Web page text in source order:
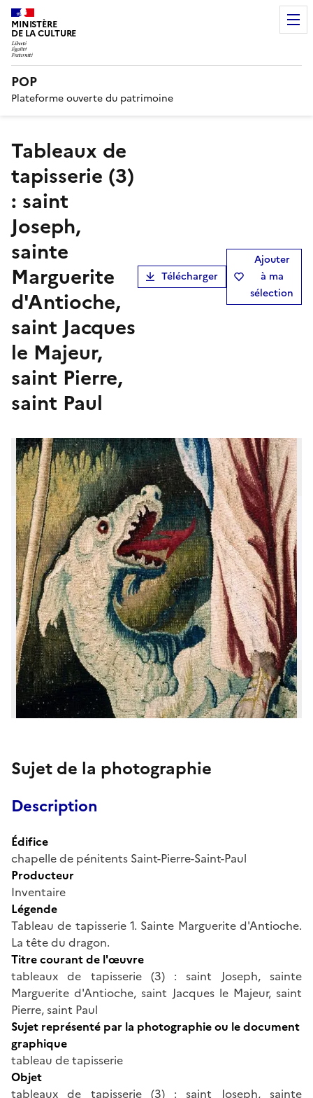
MINISTÈRE
DE LA CULTURE
POP
Plateforme ouverte du patrimoine
tableaux de
tapisserie (3)
: saint
Joseph,
sainte
Marguerite
d'Antioche,
saint Jacques
le Majeur,
saint Pierre,
saint Paul
Télécharger
Ajouter
à ma
sélection
Sujet de la photographie
Description
Édifice
chapelle de pénitents Saint-Pierre-Saint-Paul
Producteur
Inventaire
Légende
Tableau de tapisserie 1. Sainte Marguerite d'Antioche.
La tête du dragon.
Titre courant de l'œuvre
tableaux de tapisserie (3) : saint Joseph, sainte
Marguerite d'Antioche, saint Jacques le Majeur, saint
Pierre, saint Paul
Sujet représenté par la photographie ou le document
graphique
tableau de tapisserie
Objet
tableaux de tapisserie (3) : saint Joseph, sainte